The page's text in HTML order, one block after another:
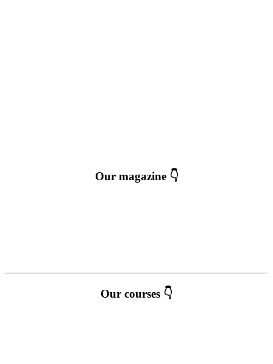
Our magazine 👇
Our courses 👇